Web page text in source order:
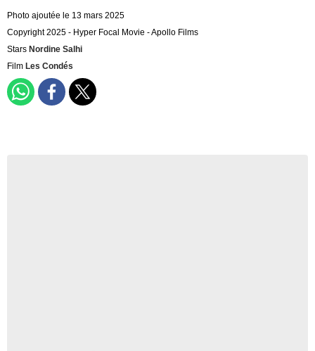
Photo ajoutée le 13 mars 2025
Copyright 2025 - Hyper Focal Movie - Apollo Films
Stars Nordine Salhi
Film Les Condés